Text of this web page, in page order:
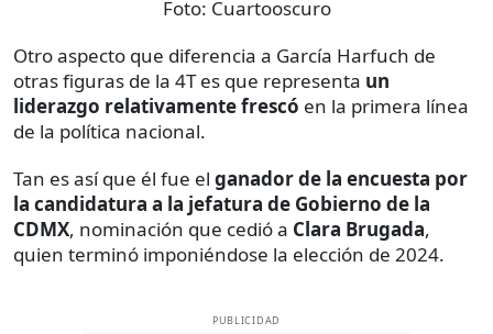
Foto: Cuartooscuro
Otro aspecto que diferencia a García Harfuch de
otras figuras de la 4T es que representa un
liderazgo relativamente frescó en la primera línea
de la política nacional.
Tan es así que él fue el ganador de la encuesta por
la candidatura a la jefatura de Gobierno de la
CDMX, nominación que cedió a Clara Brugada,
quien terminó imponiéndose la elección de 2024.
PUBLICIDAD